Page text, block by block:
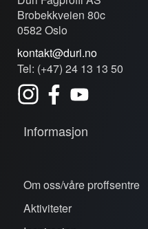
Brobekkveien 80c
0582 Oslo
kontakt@duri.no
Tel: (+47) 24 13 13 50
Informasjon
Om oss/våre proffsentre
Aktiviteter